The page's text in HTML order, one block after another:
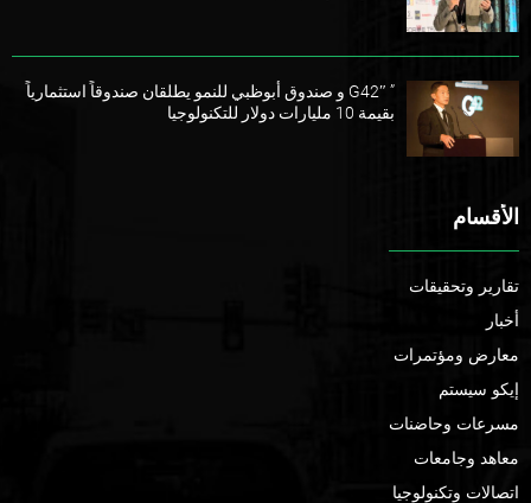
” G42″ و صندوق أبوظبي للنمو يطلقان صندوقاً استثمارياً
بقيمة 10 مليارات دولار للتكنولوجيا
الأقسام
تقارير وتحقيقات
أخبار
معارض ومؤتمرات
إيكو سيستم
مسرعات وحاضنات
معاهد وجامعات
اتصالات وتكنولوجيا